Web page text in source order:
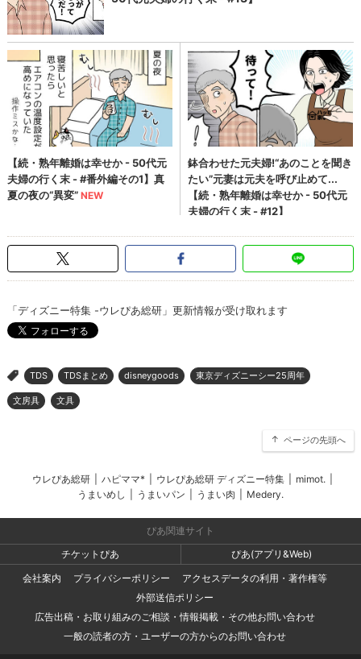
「ディズニー特集 -ウレぴあ総研」更新情報が受け取れます
> TDS TDSまとめ disneygoods 東京ディズニーシー25周年
文房具 文具
ページの先頭へ
ウレぴあ総研 ハピママ* ウレぴあ総研 ディズニー特集 mimot.
うまいめし
うまいパン うまい肉 Medery.
ぴあ関連サイト
チケットぴあ
ぴあ(アプリ&Web)
会社案内
プライバシーポリシー
アクセスデータの利用・著作権等
外部送信ポリシー
広告出稿・お取り組みのご相談・情報掲載・その他お問い合わせ
一般の読者の方・ユーザーの方からのお問い合わせ